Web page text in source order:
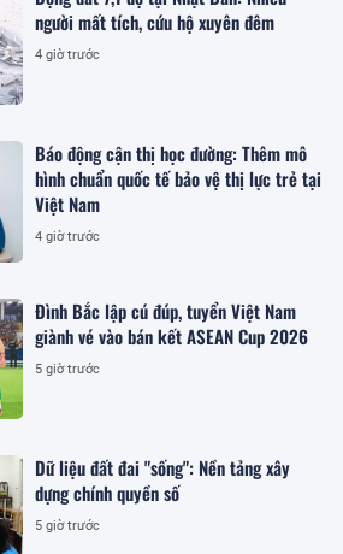
người mất tích, cứu hộ xuyên đêm
4 giờ trước
Báo động cận thị học đường: Thêm mô
hình chuẩn quốc tế bảo vệ thị lực trẻ tại
Việt Nam
4 giờ trước
Đình Bắc lập cú đúp, tuyển Việt Nam
giành vé vào bán kết ASEAN Cup 2026
5 giờ trước
Dữ liệu đất đai "sống": Nền tảng xây
dựng chính quyền số
5 giờ trước